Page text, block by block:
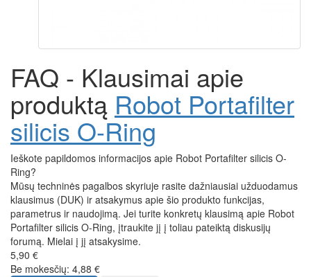
FAQ - Klausimai apie
produktą Robot Portafilter
silicis O-Ring
Ieškote papildomos informacijos apie Robot Portafilter silicis O-
Ring?
Mūsų techninės pagalbos skyriuje rasite dažniausiai užduodamus
klausimus (DUK) ir atsakymus apie šio produkto funkcijas,
parametrus ir naudojimą. Jei turite konkretų klausimą apie Robot
Portafilter silicis O-Ring, įtraukite jį į toliau pateiktą diskusijų
forumą. Mielai į jį atsakysime.
5,90 €
Be mokesčių: 4,88 €